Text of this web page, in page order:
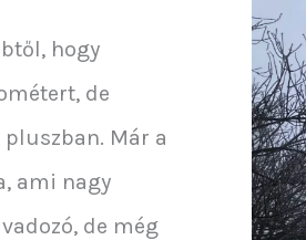
hogy
de
Már a
ami nagy
de még